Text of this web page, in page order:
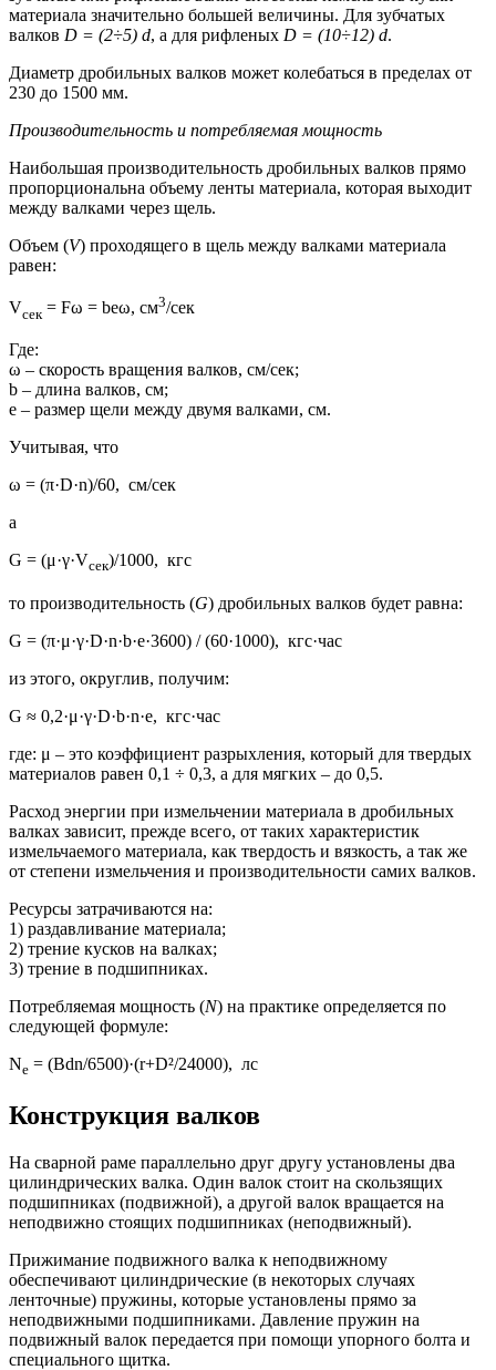
материала значительно большей величины. Для зубчатых
валков D = (2÷5) d, а для рифленых D = (10÷12) d.
Диаметр дробильных валков может колебаться в пределах от
230 до 1500 мм.
Производительность и потребляемая мощность
Наибольшая производительность дробильных валков прямо
пропорциональна объему ленты материала, которая выходит
между валками через щель.
Объем (V) проходящего в щель между валками материала
равен:
Vсек = Fω = beω, см3/сек
Где:
ω – скорость вращения валков, см/сек;
b – длина валков, см;
e – размер щели между двумя валками, см.
Учитывая, что
ω = (π·D·n)/60, см/сек
а
G = (μ·γ·Vсек)/1000, кгс
то производительность (G) дробильных валков будет равна:
G = (π·μ·γ·D·n·b·e·3600) / (60·1000), кгс·час
из этого, округлив, получим:
G ≈ 0,2·μ·γ·D·b·n·e, кгс·час
где: μ – это коэффициент разрыхления, который для твердых
материалов равен 0,1 ÷ 0,3, а для мягких – до 0,5.
Расход энергии при измельчении материала в дробильных
валках зависит, прежде всего, от таких характеристик
измельчаемого материала, как твердость и вязкость, а так же
от степени измельчения и производительности самих валков.
Ресурсы затрачиваются на:
1) раздавливание материала;
2) трение кусков на валках;
3) трение в подшипниках.
Потребляемая мощность (N) на практике определяется по
следующей формуле:
Ne = (Bdn/6500)·(r+D²/24000), лс
Конструкция валков
На сварной раме параллельно друг другу установлены два
цилиндрических валка. Один валок стоит на скользящих
подшипниках (подвижной), а другой валок вращается на
неподвижно стоящих подшипниках (неподвижный).
Прижимание подвижного валка к неподвижному
обеспечивают цилиндрические (в некоторых случаях
ленточные) пружины, которые установлены прямо за
неподвижными подшипниками. Давление пружин на
подвижный валок передается при помощи упорного болта и
специального щитка.